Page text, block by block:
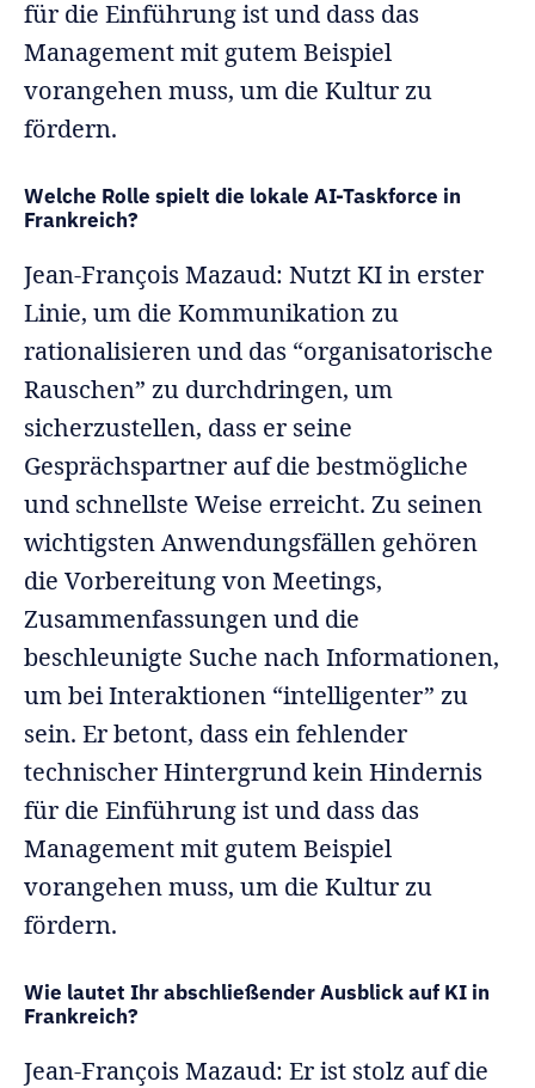
für die Einführung ist und dass das
Management mit gutem Beispiel
vorangehen muss, um die Kultur zu
fördern.
Welche Rolle spielt die lokale AI-Taskforce in
Frankreich?
Jean-François Mazaud: Nutzt KI in erster
Linie, um die Kommunikation zu
rationalisieren und das “organisatorische
Rauschen” zu durchdringen, um
sicherzustellen, dass er seine
Gesprächspartner auf die bestmögliche
und schnellste Weise erreicht. Zu seinen
wichtigsten Anwendungsfällen gehören
die Vorbereitung von Meetings,
Zusammenfassungen und die
beschleunigte Suche nach Informationen,
um bei Interaktionen “intelligenter” zu
sein. Er betont, dass ein fehlender
technischer Hintergrund kein Hindernis
für die Einführung ist und dass das
Management mit gutem Beispiel
vorangehen muss, um die Kultur zu
fördern.
Wie lautet Ihr abschließender Ausblick auf KI in
Frankreich?
Jean-François Mazaud: Er ist stolz auf die